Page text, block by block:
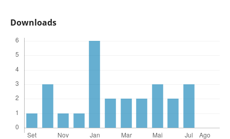
Downloads